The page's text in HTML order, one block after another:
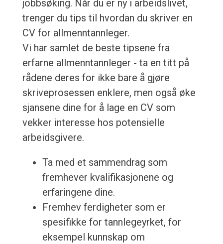
jobbsøking. Når du er ny i arbeidslivet,
trenger du tips til hvordan du skriver en
CV for allmenntannleger.
Vi har samlet de beste tipsene fra
erfarne allmenntannleger - ta en titt på
rådene deres for ikke bare å gjøre
skriveprosessen enklere, men også øke
sjansene dine for å lage en CV som
vekker interesse hos potensielle
arbeidsgivere.
Ta med et sammendrag som
fremhever kvalifikasjonene og
erfaringene dine.
Fremhev ferdigheter som er
spesifikke for tannlegeyrket, for
eksempel kunnskap om